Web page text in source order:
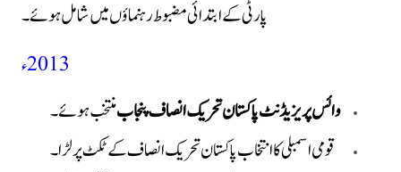
پارٹی کے ابتدائی مضبوط رہنماؤں میں شامل ہوئے۔
2013ء
وائس پریزیڈنٹ پاکستان تحریک انصاف پنجابمنتخب ہوئے۔
قومی اسمبلی کا انتخاب پاکستان تحریک انصاف کے ٹکٹ پر لڑا۔